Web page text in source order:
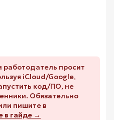
работодатель просит
iCloud/Google,
код/ПО, не
Обязательно
пишите в
в гайде →